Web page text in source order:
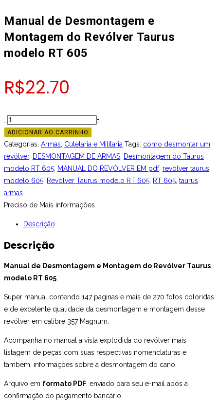
Manual de Desmontagem e
Montagem do Revólver Taurus
modelo RT 605
R$22.70
Manual
de
Desmontagem
e
Montagem
do
Revólver
Taurus
605
quantidade
- +
ADICIONAR AO CARRINHO
Categorias: Armas Cutelaria e Militaria Tags: como desmontar um
revólver, DESMONTAGEM DE ARMAS Desmontagem do Taurus
modelo RT 605 MANUAL DO REVÓLVER EM pdf, revólver taurus
modelo 605 Revólver Taurus modelo RT 605 RT 605 taurus
armas
Preciso de Mais informações
Descrição
Descrição
Manual de Desmontagem e Montagem do Revólver Taurus
modelo RT 605
Super manual contendo 147 páginas e mais de 270 fotos coloridas
e de excelente qualidade da desmontagem e montagem desse
revólver em calibre 357 Magnum.
Acompanha no manual a vista explodida do revólver mais
listagem de peças com suas respectivas nomenclaturas e
também, informações sobre a desmontagem do cano.
Arquivo em formato PDF , enviado para seu e-mail após a
confirmação do pagamento bancário.